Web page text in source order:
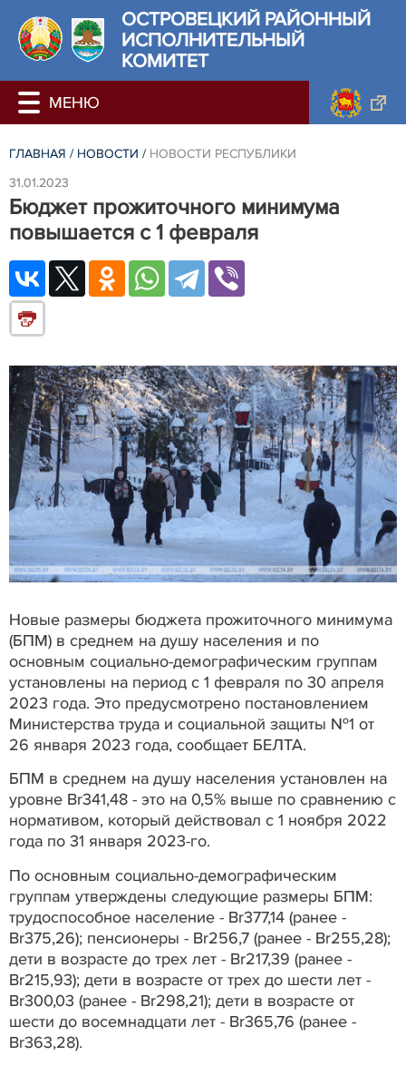
ОСТРОВЕЦКИЙ РАЙОННЫЙ
ИСПОЛНИТЕЛЬНЫЙ
КОМИТЕТ
ГЛАВНАЯ / НОВОСТИ / НОВОСТИ РЕСПУБЛИКИ
31.01.2023
Бюджет прожиточного минимума
повышается с 1 февраля
Новые размеры бюджета прожиточного минимума
(БПМ) в среднем на душу населения и по
основным социально-демографическим группам
установлены на период с 1 февраля по 30 апреля
2023 года. Это предусмотрено постановлением
Министерства труда и социальной защиты №1 от
26 января 2023 года, сообщает БЕЛТА.
БПМ в среднем на душу населения установлен на
уровне Br341,48 - это на 0,5% выше по сравнению с
нормативом, который действовал с 1 ноября 2022
года по 31 января 2023-го.
По основным социально-демографическим
группам утверждены следующие размеры БПМ:
трудоспособное население - Br377,14 (ранее -
Br375,26); пенсионеры - Br256,7 (ранее - Br255,28);
дети в возрасте до трех лет - Br217,39 (ранее -
Br215,93); дети в возрасте от трех до шести лет -
Br300,03 (ранее - Br298,21); дети в возрасте от
шести до восемнадцати лет - Br365,76 (ранее -
Br363,28).